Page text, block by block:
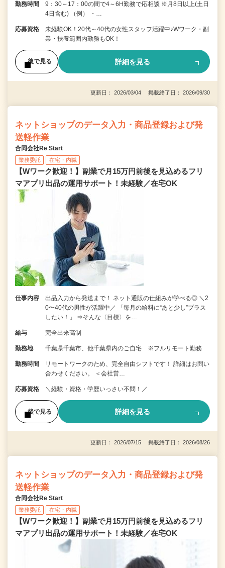
勤務時間
9：30～17：00の間で4～6H勤務で応相談 ※月8日以上(土日
4日含む) （例） ・…
応募資格
未経験OK！20代～40代の女性スタッフ活躍中♪Wワーク・副
業・扶養範囲内勤務もOK！
後で見る 詳細を見る
更新日： 2026/03/04 掲載終了日： 2026/09/30
ネットショップのデータ入力・商品登録および発
送軽作業
合同会社Re Start
業務委託 在宅・内職
【Wワーク歓迎！】副業で月15万円前後を見込めるフリ
マアプリ出品の運用サポート！未経験／在宅OK
仕事内容
出品入力から発送まで！ ネット通販の仕組みが学べる◎ ＼2
0〜40代の男性が活躍中／ 「毎月の給料に“あと少し”プラス
したい！」 ⇒そんな〈目標〉を…
給与 完全出来高制
勤務地 千葉県千葉市、他千葉県内のご自宅 ※フルリモート勤務
勤務時間
リモートワークのため、完全自由シフトです！ 詳細はお問い
合わせください。 ＜会社営…
応募資格 ＼経験・資格・学歴いっさい不問！／
後で見る 詳細を見る
更新日： 2026/07/15 掲載終了日： 2026/08/26
ネットショップのデータ入力・商品登録および発
送軽作業
合同会社Re Start
業務委託 在宅・内職
【Wワーク歓迎！】副業で月15万円前後を見込めるフリ
マアプリ出品の運用サポート！未経験／在宅OK